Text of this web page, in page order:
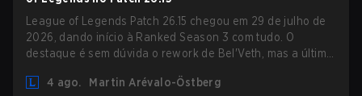
League of Legends Patch 26.15 chegou em 29 de julho de
2026, dando início à Ranked Season 3 com tudo. O
destaque é sem dúvida o rework de Bel'Veth, mas a última
necessárias em picks que estavam overperforming. Com
4 ago. Martin Arévalo-Östberg